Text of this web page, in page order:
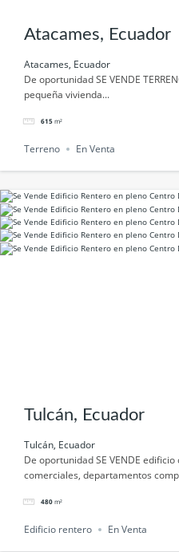
Atacames, Ecuador
Atacames, Ecuador
De oportunidad SE VENDE
pequeña vivienda...
615 m²
Terreno En Venta
Tulcán, Ecuador
Tulcán, Ecuador
De oportunidad SE VENDE edificio
comerciales, departamentos
480 m²
Edificio rentero En Venta